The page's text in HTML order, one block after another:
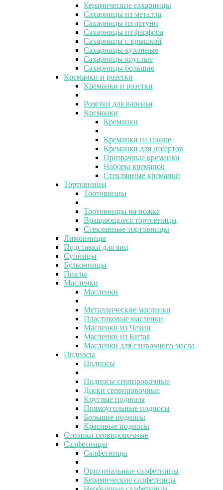
Керамические сахарницы
Сахарницы из металла
Сахарницы из латуни
Сахарницы из фарфора
Сахарницы с крышкой
Сахарницы кухонные
Сахарницы круглые
Сахарницы большие
Креманки и розетки
Креманки и розетки
Розетки для варенья
Креманки
Креманки
Креманки на ножке
Креманки для десертов
Прозрачные креманки
Наборы креманок
Стеклянные креманки
Тортовницы
Тортовницы
Тортовницы на ножке
Вращающиеся тортовницы
Стеклянные тортовницы
Лимонницы
Подставки для яиц
Супницы
Бульонницы
Пиалы
Масленки
Масленки
Металлические масленки
Пластиковые масленки
Масленки из Чехии
Масленки из Китая
Масленки для сливочного масла
Подносы
Подносы
Подносы сервировочные
Доски сервировочные
Круглые подносы
Прямоугольные подносы
Большие подносы
Красивые подносы
Столики сервировочные
Салфетницы
Салфетницы
Оригинальные салфетницы
Керамические салфетницы